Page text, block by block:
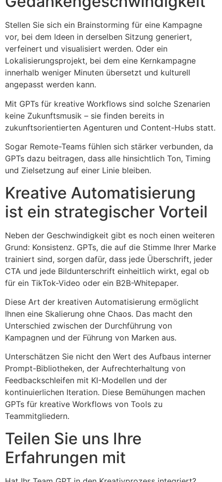
Stellen Sie sich ein Brainstorming für eine Kampagne
vor, bei dem Ideen in derselben Sitzung generiert,
verfeinert und visualisiert werden. Oder ein
Lokalisierungsprojekt, bei dem eine Kernkampagne
innerhalb weniger Minuten übersetzt und kulturell
angepasst werden kann.
Mit GPTs für kreative Workflows sind solche Szenarien
keine Zukunftsmusik – sie finden bereits in
zukunftsorientierten Agenturen und Content-Hubs statt.
Sogar Remote-Teams fühlen sich stärker verbunden, da
GPTs dazu beitragen, dass alle hinsichtlich Ton, Timing
und Zielsetzung auf einer Linie bleiben.
Kreative Automatisierung
ist ein strategischer Vorteil
Neben der Geschwindigkeit gibt es noch einen weiteren
Grund: Konsistenz. GPTs, die auf die Stimme Ihrer Marke
trainiert sind, sorgen dafür, dass jede Überschrift, jeder
CTA und jede Bildunterschrift einheitlich wirkt, egal ob
für ein TikTok-Video oder ein B2B-Whitepaper.
Diese Art der kreativen Automatisierung ermöglicht
Ihnen eine Skalierung ohne Chaos. Das macht den
Unterschied zwischen der Durchführung von
Kampagnen und der Führung von Marken aus.
Unterschätzen Sie nicht den Wert des Aufbaus interner
Prompt-Bibliotheken, der Aufrechterhaltung von
Feedbackschleifen mit KI-Modellen und der
kontinuierlichen Iteration. Diese Bemühungen machen
GPTs für kreative Workflows von Tools zu
Teammitgliedern.
Teilen Sie uns Ihre
Erfahrungen mit